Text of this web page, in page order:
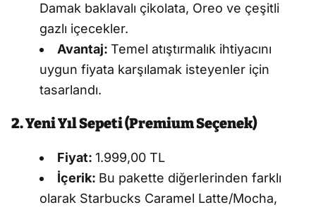
Damak baklavalı çikolata, Oreo ve çeşitli
gazlı içecekler.
Avantaj: Temel atıştırmalık ihtiyacını
uygun fiyata karşılamak isteyenler için
tasarlandı.
2. Yeni Yıl Sepeti (Premium Seçenek)
Fiyat: 1.999,00 TL
İçerik: Bu pakette diğerlerinden farklı
olarak Starbucks Caramel Latte/Mocha,